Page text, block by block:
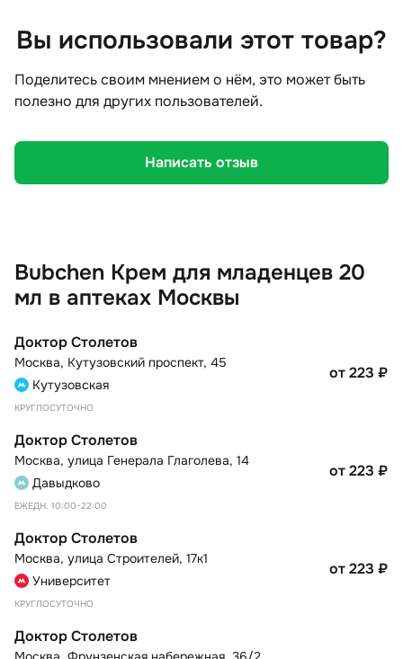
Вы использовали этот товар?
Поделитесь своим мнением о нём, это может быть
полезно для других пользователей.
Написать отзыв
Bubchen Крем для младенцев 20
мл в аптеках Москвы
Доктор Столетов
Москва, Кутузовский проспект, 45
Кутузовская
КРУГЛОСУТОЧНО
от 223 ₽
Доктор Столетов
Москва, улица Генерала Глаголева, 14
Давыдково
ЕЖЕДН. 10:00-22:00
от 223 ₽
Доктор Столетов
Москва, улица Строителей, 17к1
Университет
КРУГЛОСУТОЧНО
от 223 ₽
Доктор Столетов